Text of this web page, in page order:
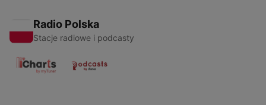
Radio Polska
Stacje radiowe i podcasty